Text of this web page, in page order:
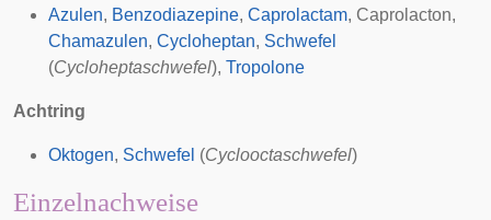
Azulen, Benzodiazepine, Caprolactam, Caprolacton,
Chamazulen, Cycloheptan, Schwefel
(Cycloheptaschwefel), Tropolone
Achtring
Oktogen, Schwefel (Cyclooctaschwefel)
Einzelnachweise